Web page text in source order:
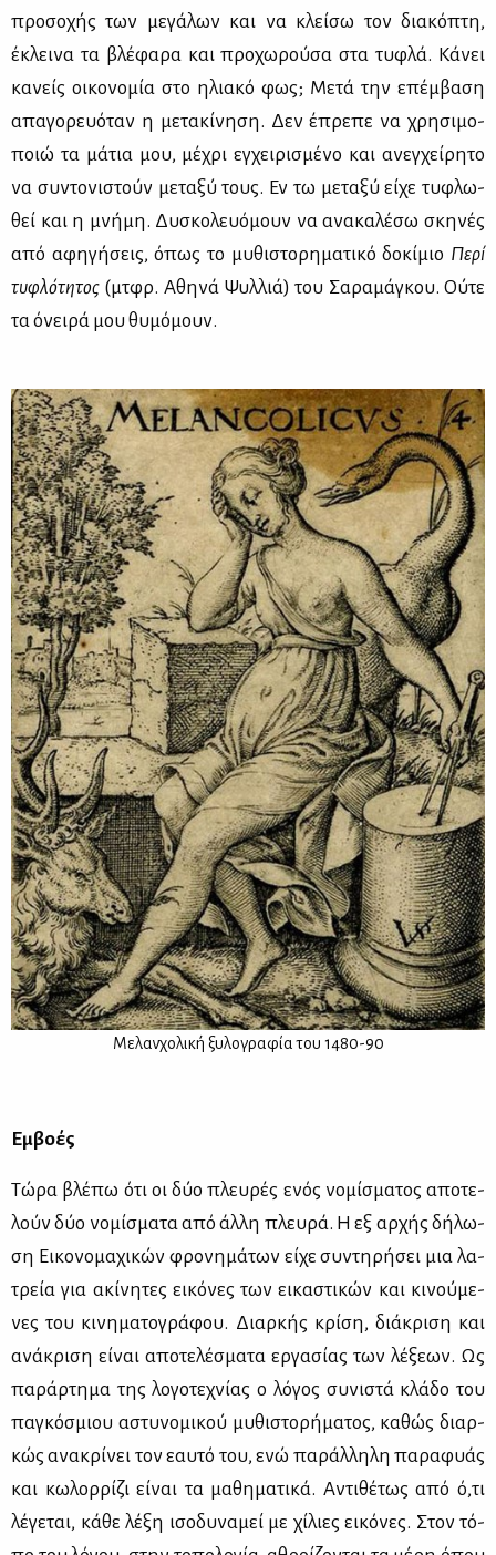
προ­σο­χής των με­γά­λων και να κλεί­σω τον δια­κό­πτη,
έκλει­να τα βλέ­φα­ρα και προ­χω­ρού­σα στα τυ­φλά. Κά­νει
κα­νείς οι­κο­νο­μία στο ηλια­κό φως; Με­τά την επέμ­βα­ση
απα­γο­ρευό­ταν η με­τα­κί­νη­ση. Δεν έπρε­πε να χρη­σι­μο­
ποιώ τα μά­τια μου, μέ­χρι εγ­χει­ρι­σμέ­νο και ανεγ­χεί­ρη­το
να συ­ντο­νι­στούν με­τα­ξύ τους. Εν τω με­τα­ξύ εί­χε τυ­φλω­
θεί και η μνή­μη. Δυ­σκο­λευό­μουν να ανα­κα­λέ­σω σκη­νές
από αφη­γή­σεις, όπως το μυ­θι­στο­ρη­μα­τι­κό δο­κί­μιο Πε­ρί
τυ­φλό­τη­τος (μτ­φρ. Αθη­νά Ψυλ­λιά) του Σα­ρα­μά­γκου. Ού­τε
τα όνει­ρά μου θυ­μό­μουν.
Με­λαν­χο­λι­κή ξυ­λο­γρα­φία του 1480-90
Εμ­βο­ές
Τώ­ρα βλέ­πω ότι οι δύο πλευ­ρές ενός νο­μί­σμα­τος απο­τε­
λούν δύο νο­μί­σμα­τα από άλ­λη πλευ­ρά. Η εξ αρ­χής δή­λω­
ση Ει­κο­νο­μα­χι­κών φρο­νη­μά­των εί­χε συ­ντη­ρή­σει μια λα­
τρεία για ακί­νη­τες ει­κό­νες των ει­κα­στι­κών και κι­νού­με­
νες του κι­νη­μα­το­γρά­φου. Διαρ­κής κρί­ση, διά­κρι­ση και
ανά­κρι­ση εί­ναι απο­τε­λέ­σμα­τα ερ­γα­σί­ας των λέ­ξε­ων. Ως
πα­ράρ­τη­μα της λο­γο­τε­χνί­ας ο λό­γος συ­νι­στά κλά­δο του
πα­γκό­σμιου αστυ­νο­μι­κού μυ­θι­στο­ρή­μα­τος, κα­θώς διαρ­
κώς ανα­κρί­νει τον εαυ­τό του, ενώ πα­ράλ­λη­λη πα­ρα­φυάς
και κω­λορ­ρί­ζι εί­ναι τα μα­θη­μα­τι­κά. Αντι­θέ­τως από ό,τι
λέ­γε­ται, κά­θε λέ­ξη ισο­δυ­να­μεί με χί­λιες ει­κό­νες. Στον τό­